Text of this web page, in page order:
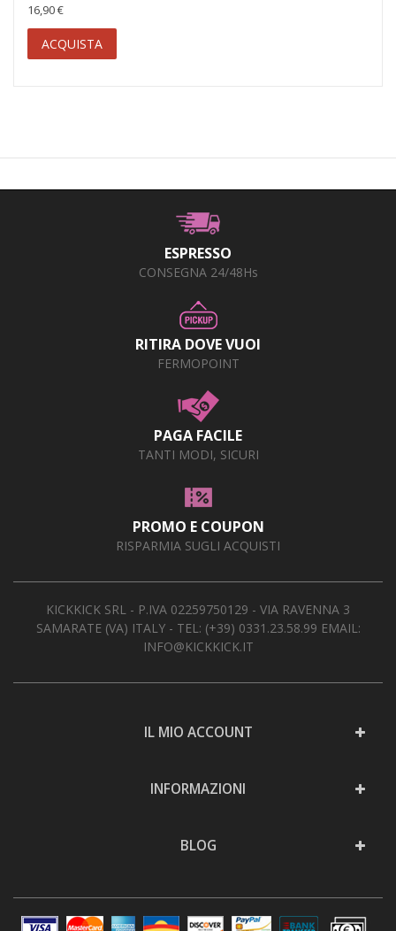
16,90 €
ACQUISTA
ESPRESSO
CONSEGNA 24/48Hs
RITIRA DOVE VUOI
FERMOPOINT
PAGA FACILE
TANTI MODI, SICURI
PROMO E COUPON
RISPARMIA SUGLI ACQUISTI
KICKKICK SRL - P.IVA 02259750129 - VIA RAVENNA 3
SAMARATE (VA) ITALY - TEL: (+39) 0331.23.58.99 EMAIL:
INFO@KICKKICK.IT
IL MIO ACCOUNT
INFORMAZIONI
BLOG